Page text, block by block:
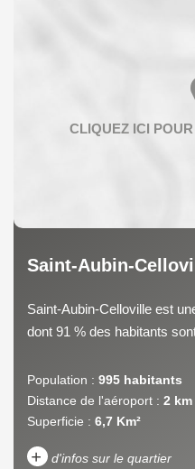
Saint-Aubin-
Saint-Aubin-Celloville est
dont 91 % des habitants
Population : 995 habitants
Distance de l'aéroport : 2 km
Superficie : 6,7 Km²
+ d'infos sur le quartier